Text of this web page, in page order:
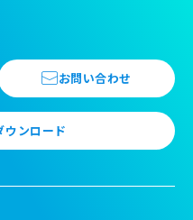
お問い合わせ
ウンロード